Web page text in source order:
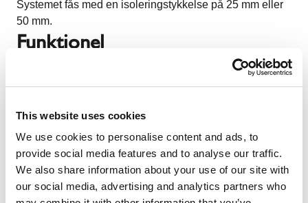
This website uses cookies
We use cookies to personalise content and ads, to
provide social media features and to analyse our traffic.
We also share information about your use of our site with
our social media, advertising and analytics partners who
Systemet fås med en isoleringstykkelse på 25 mm eller
50 mm.
Funktionel